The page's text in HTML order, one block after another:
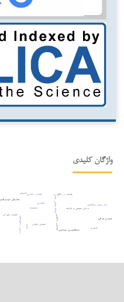
واژگان کلیدی
درمان راه‌حل‌محور احساس تنهایی
رفتارهای خودمراقبتی
خانواده تاب آور شادمانی زناشویی
معنویت
خانواده اسلامی آیت‌الله صفایی حائری
پوچی
رضایت از زندگی ناامیدی
درمان مبتنی بر فرایند
عدم تحمل بلاتکلیفی
انعطاف‌پذیری شناختی
اضطراب فراگیر
اضطراب
تاب‌آوری